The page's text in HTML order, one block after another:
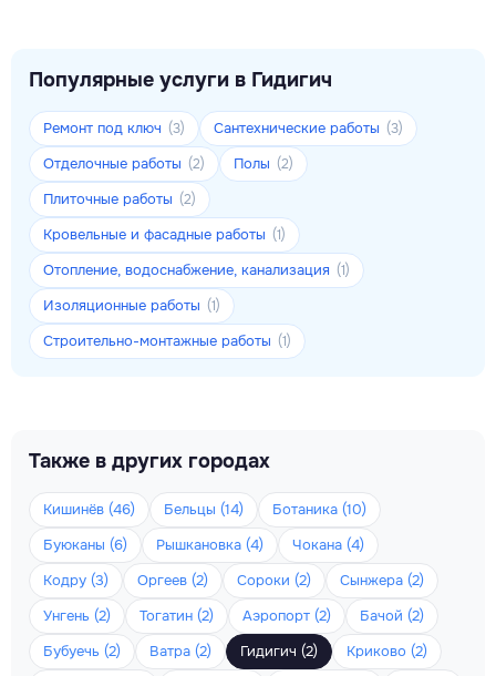
Популярные услуги в Гидигич
Ремонт под ключ (3) Сантехнические работы (3)
Отделочные работы (2) Полы (2)
Плиточные работы (2)
Кровельные и фасадные работы (1)
Отопление, водоснабжение, канализация (1)
Изоляционные работы (1)
Строительно-монтажные работы (1)
Также в других городах
Кишинёв (46) Бельцы (14)
Ботаника (10)
Буюканы (6)
Рышкановка (4)
Чокана (4)
Кодру (3)
Оргеев (2) Сороки (2)
Сынжера (2)
Унгень (2)
Тогатин (2) Аэропорт (2)
Бачой (2)
Бубуечь (2)
Ватра (2) Гидигич (2)
Криково (2)